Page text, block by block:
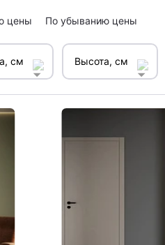
цены По убыванию цены
см Высота, см